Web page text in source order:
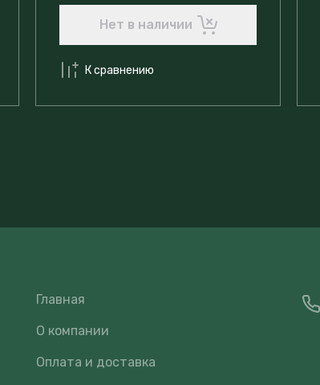
Нет в наличии
К сравнению
Главная
О компании
Оплата и доставка